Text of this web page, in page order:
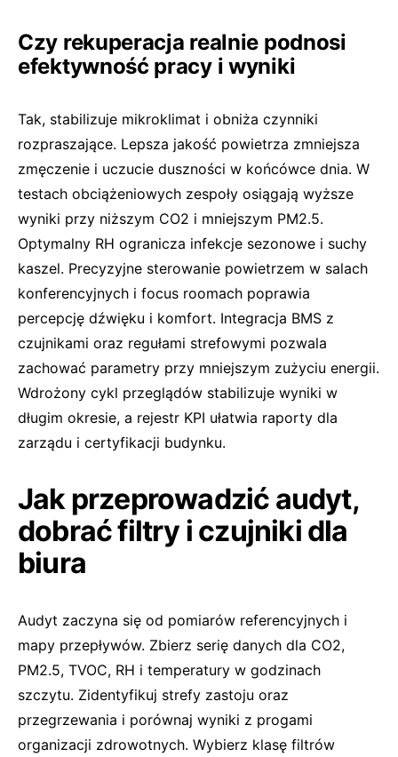
Czy rekuperacja realnie podnosi
efektywność pracy i wyniki
Tak, stabilizuje mikroklimat i obniża czynniki
rozpraszające. Lepsza jakość powietrza zmniejsza
zmęczenie i uczucie duszności w końcówce dnia. W
testach obciążeniowych zespoły osiągają wyższe
wyniki przy niższym CO2 i mniejszym PM2.5.
Optymalny RH ogranicza infekcje sezonowe i suchy
kaszel. Precyzyjne sterowanie powietrzem w salach
konferencyjnych i focus roomach poprawia
percepcję dźwięku i komfort. Integracja BMS z
czujnikami oraz regułami strefowymi pozwala
zachować parametry przy mniejszym zużyciu energii.
Wdrożony cykl przeglądów stabilizuje wyniki w
długim okresie, a rejestr KPI ułatwia raporty dla
zarządu i certyfikacji budynku.
Jak przeprowadzić audyt,
dobrać filtry i czujniki dla
biura
Audyt zaczyna się od pomiarów referencyjnych i
mapy przepływów. Zbierz serię danych dla CO2,
PM2.5, TVOC, RH i temperatury w godzinach
szczytu. Zidentyfikuj strefy zastoju oraz
przegrzewania i porównaj wyniki z progami
organizacji zdrowotnych. Wybierz klasę filtrów